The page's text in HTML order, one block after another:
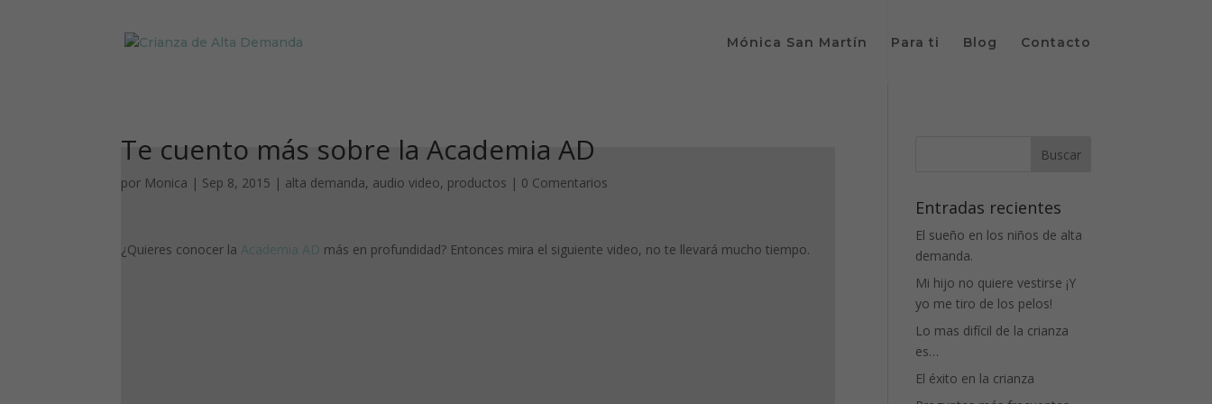
Mónica San Martín Para ti Blog Contacto
Te cuento más sobre la Academia AD
por Monica | Sep 8, 2015 | alta demanda, audio video, productos | 0 Comentarios
¿Quieres conocer laAcademia AD más en profundidad? Entonces mira el siguiente video, no te llevará mucho tiempo.
Entradas recientes
El sueño en los niños de alta
demanda.
Mi hijo no quiere vestirse ¡Y
yo me tiro de los pelos!
Lo mas difícil de la crianza
es…
El éxito en la crianza